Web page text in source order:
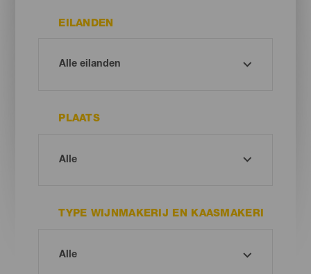
EILANDEN
PLAATS
TYPE WIJNMAKERIJ EN KAASMAKERI